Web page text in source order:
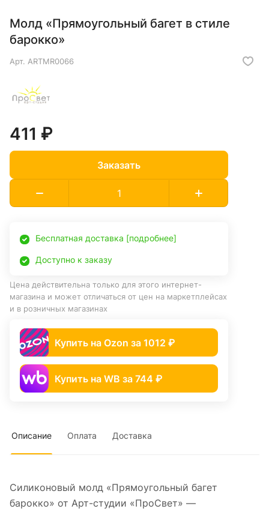
Молд «Прямоугольный багет в стиле
барокко»
Арт. ARTMR0066
411 ₽
Заказать
Бесплатная доставка [подробнее]
Доступно к заказу
Цена действительна только для этого интернет-
магазина и может отличаться от цен на маркетплейсах
и в розничных магазинах
Купить на Ozon за 1012 ₽
Купить на WB за 744 ₽
Описание Оплата Доставка
Силиконовый молд «Прямоугольный багет
барокко» от Арт-студии «ПроСвет» —